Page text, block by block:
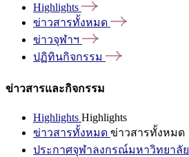
Highlights
ข่าวสารทั้งหมด
ข่าวจุฬาฯ
ปฏิทินกิจกรรม
ข่าวสารและกิจกรรม
Highlights Highlights
ข่าวสารทั้งหมด ข่าวสารทั้งหมด
ประกาศจุฬาลงกรณ์มหาวิทยาลัย